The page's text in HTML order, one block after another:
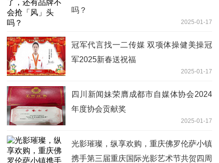
吗？
2025-01-17
冠军代言找一二传媒 双项体操健美操冠
军2025新春送祝福
2025-01-17
四川新闻妹荣膺成都市自媒体协会2024
年度协会贡献奖
2025-01-17
光影璀璨，纵享欢购，重庆佛罗伦萨小镇
携手第三届重庆国际光影艺术节共贺四周